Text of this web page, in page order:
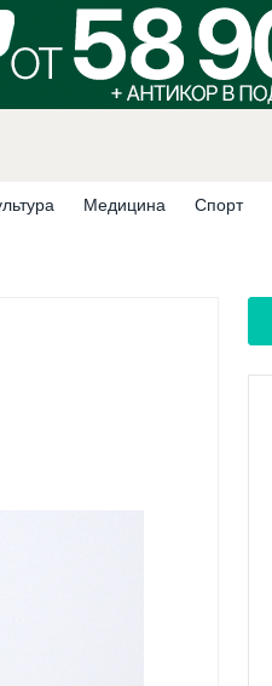
Медицина Спорт